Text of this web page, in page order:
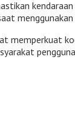
memperkuat